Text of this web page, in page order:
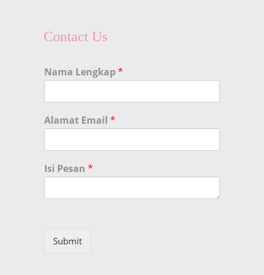
Contact Us
Nama Lengkap*
Alamat Email *
Isi Pesan *
Submit